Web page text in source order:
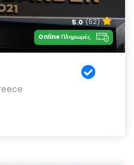
5.0 (52)
Online Πληρωμές